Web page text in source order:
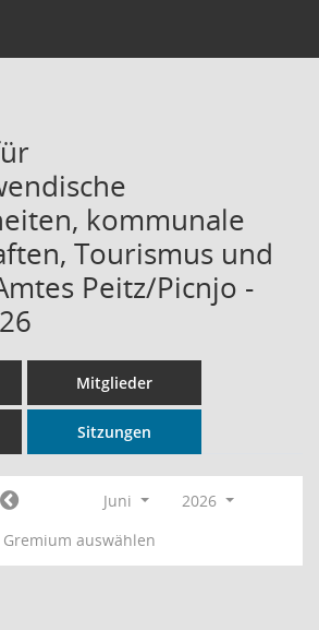
kommunale
Tourismus und
Peitz/Picnjo -
Mitglieder
Sitzungen
Juni
2026
Gremium auswählen